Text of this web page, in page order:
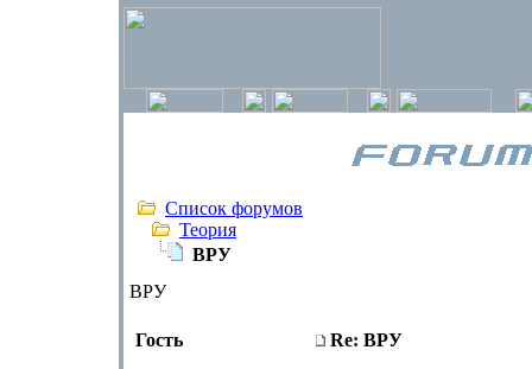
Список форумов
Теория
ВРУ
ВРУ
Гость Re: ВРУ